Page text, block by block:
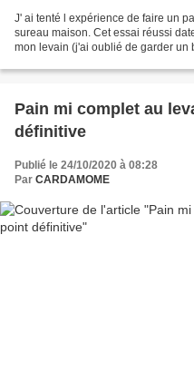
J' ai tenté l expérience de faire un
sureau maison. Cet essai réussi
mon levain (j'ai oublié de garder un
Pain mi complet au
définitive
Publié le 24/10/2020 à 08:28
Par CARDAMOME